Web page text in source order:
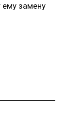
ему замену